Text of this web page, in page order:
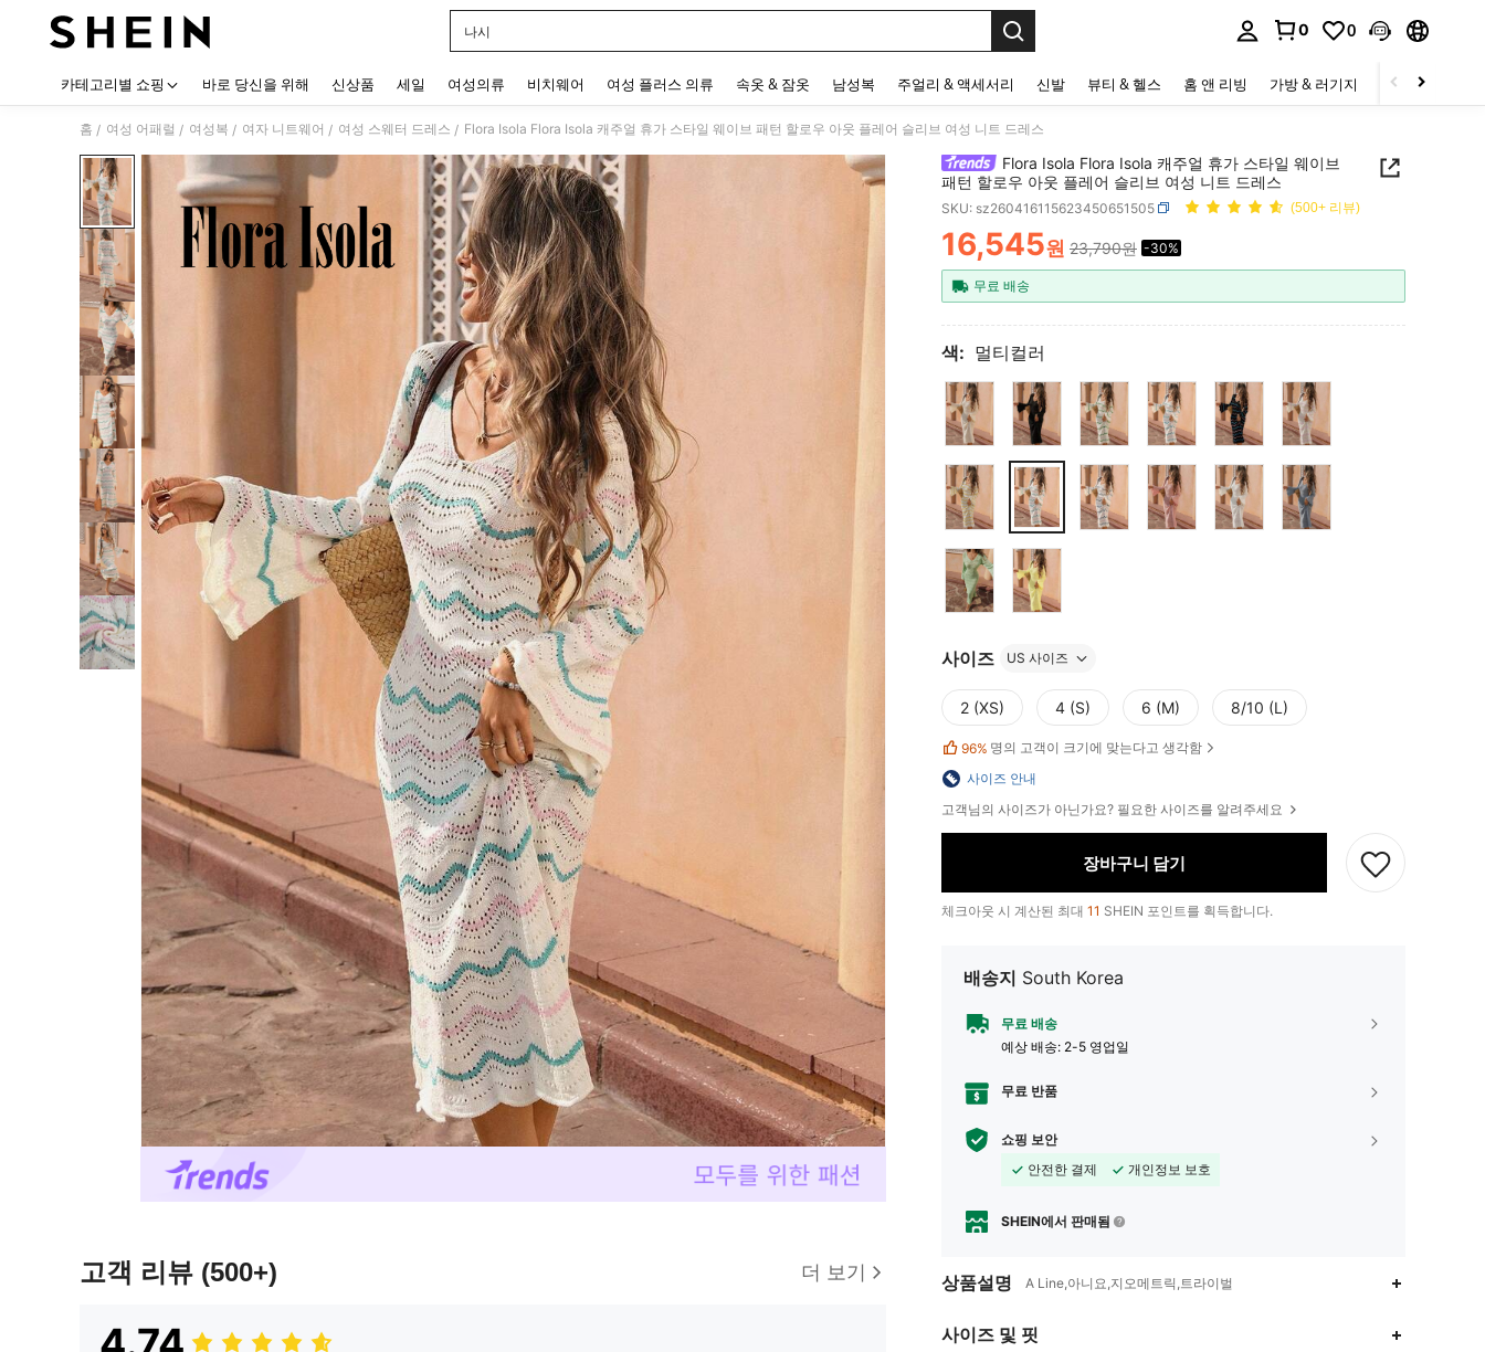
나시
0 0
카테고리별 쇼핑 바로 당신을 위해 신상품 세일 여성의류 비치웨어 여성 플러스 의류 속옷 & 잠옷 남성복 주얼리 & 액세서리 신발 뷰티 & 헬스 홈 앤 리빙 가방 & 러기지 스포츠 & 아웃
홈 / 여성 어패럴 / 여성복 / 여자 니트웨어 / 여성 스웨터 드레스 / Flora Isola Flora Isola 캐주얼 휴가 스타일 웨이브 패턴 할로우 아웃 플레어 슬리브 여성 니트 드레스
고객 리뷰 (500+) 더 보기
Flora Isola Flora Isola 캐주얼 휴가 스타일 웨이브
패턴 할로우 아웃 플레어 슬리브 여성 니트 드레스
SKU: sz260416115623450651505 (500+ 리뷰)
PRICE AND AVAILABILITY
16,545원 23,790원 -30%
무료 배송
색: 멀티컬러
사이즈 US 사이즈
2 (XS) 4 (S) 6 (M) 8/10 (L)
96% 명의 고객이 크기에 맞는다고 생각함
사이즈 안내
고객님의 사이즈가 아닌가요? 필요한 사이즈를 알려주세요
장바구니 담기
체크아웃 시 계산된 최대 11 SHEIN 포인트를 획득합니다.
배송지 South Korea
무료 배송
예상 배송: 2-5 영업일
무료 반품
쇼핑 보안
안전한 결제
개인정보 보호
SHEIN에서 판매됨
상품설명 A Line,아니요,지오메트릭,트라이벌
사이즈 및 핏
4.72